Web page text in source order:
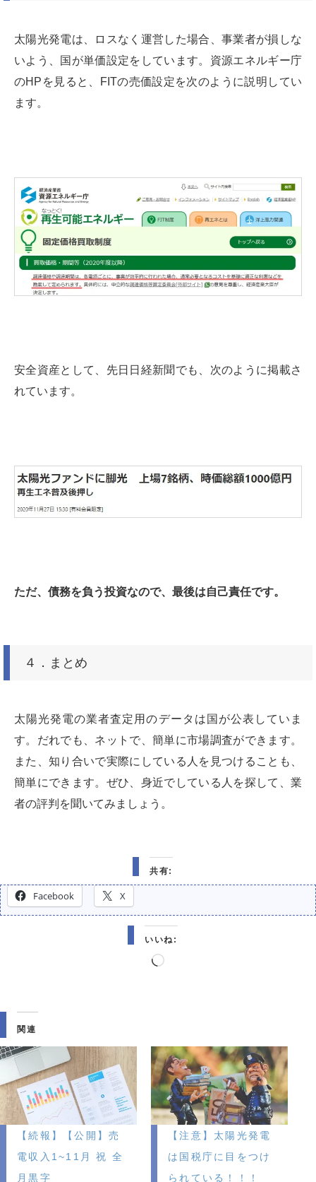
太陽光発電は、ロスなく運営した場合、事業者が損しな
いよう、国が単価設定をしています。資源エネルギー庁
のHPを見ると、FITの売価設定を次のように説明してい
ます。
安全資産として、先日日経新聞でも、次のように掲載さ
れています。
ただ、債務を負う投資なので、最後は自己責任です。
４．まとめ
太陽光発電の業者査定用のデータは国が公表していま
す。だれでも、ネットで、簡単に市場調査ができます。
また、知り合いで実際にしている人を見つけることも、
簡単にできます。ぜひ、身近でしている人を探して、業
者の評判を聞いてみましょう。
共有:
Facebook X
いいね:
読
関連
【続報】【公開】売
電収入1~11月 祝 全
月黒字
【注意】太陽光発電
は国税庁に目をつけ
られている！！！